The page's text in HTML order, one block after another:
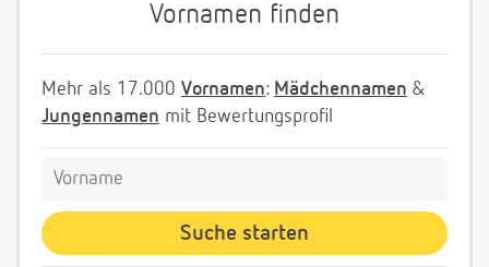
Vornamen finden
Mehr als 17.000 Vornamen: Mädchennamen &
Jungennamen mit Bewertungsprofil